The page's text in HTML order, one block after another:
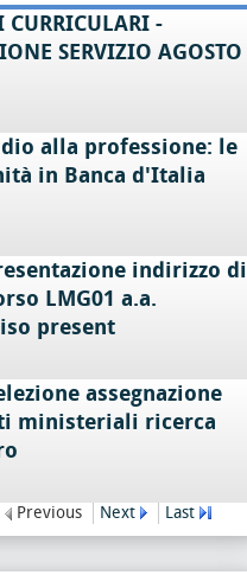
-
SERVIZIO AGOSTO
alla professione: le
in Banca d'Italia
indirizzo di
LMG01 a.a.
present
assegnazione
ministeriali ricerca
Previous Next Last